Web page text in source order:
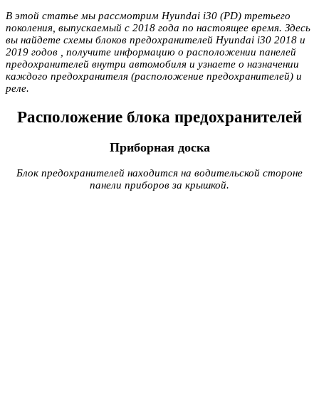
В этой статье мы рассмотрим Hyundai i30 (PD) третьего
поколения, выпускаемый с 2018 года по настоящее время. Здесь
вы найдете схемы блоков предохранителей Hyundai i30 2018 и
2019 годов , получите информацию о расположении панелей
предохранителей внутри автомобиля и узнаете о назначении
каждого предохранителя (расположение предохранителей) и
реле.
Расположение блока предохранителей
Приборная доска
Блок предохранителей находится на водительской стороне
панели приборов за крышкой.